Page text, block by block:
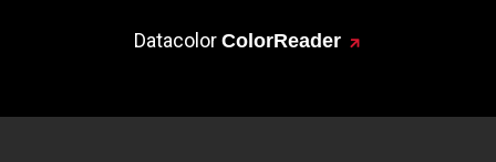
Datacolor ColorReader